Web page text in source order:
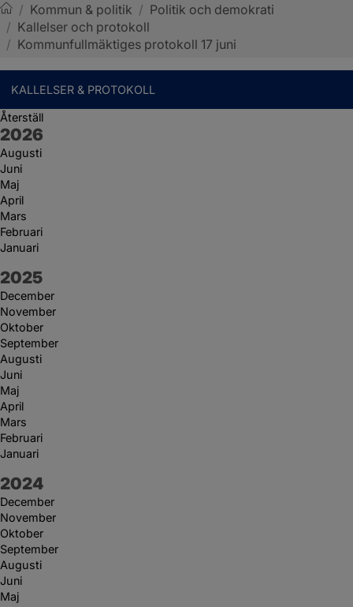
Sotenäs kommun
/ Kommun & politik / Politik och demokrati
/ Kallelser och protokoll
/ Kommunfullmäktiges protokoll 17 juni
KALLELSER & PROTOKOLL
Återställ
År:
2026
Augusti
Juni
Maj
April
Mars
Februari
Januari
År:
2025
December
November
Oktober
September
Augusti
Juni
Maj
April
Mars
Februari
Januari
År:
2024
December
November
Oktober
September
Augusti
Juni
Maj